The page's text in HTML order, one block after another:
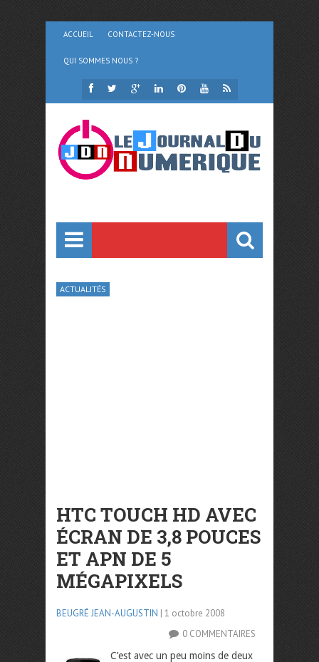
ACCUEIL CONTACTEZ-NOUS
QUI SOMMES NOUS ?
ACTUALITÉS
HTC TOUCH HD AVEC
ÉCRAN DE 3,8 POUCES
ET APN DE 5
MÉGAPIXELS
BEUGRÉ JEAN-AUGUSTIN | 1 octobre 2008
0 COMMENTAIRES
C’est avec un peu moins de deux